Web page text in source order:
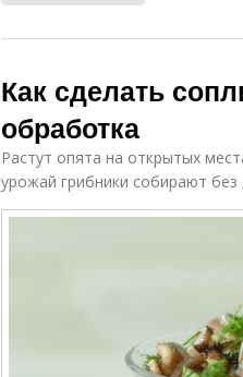
Как сделать
обработка
Растут опята на открытых
урожай грибники собирают без